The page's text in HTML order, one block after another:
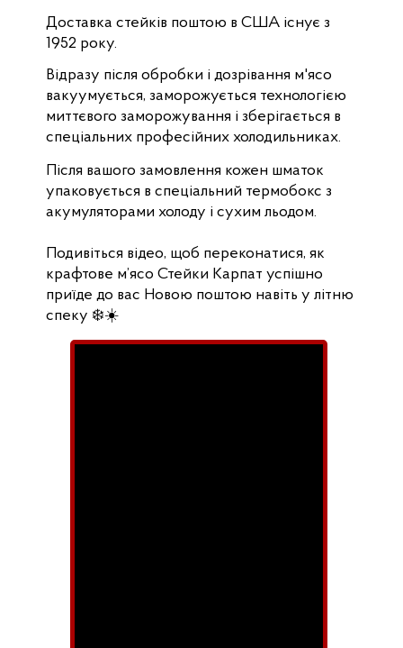
Доставка стейків поштою в США існує з
1952 року.
Після вашого замовлення кожен шматок
упаковується в спеціальний термобокс з
акумуляторами холоду і сухим льодом.
Подивіться відео, щоб переконатися, як
крафтове м’ясо Стейки Карпат успішно
приїде до вас Новою поштою навіть у літню
спеку ❄️☀️
Відразу після обробки і дозрівання м'ясо
вакуумується, заморожується технологією
миттєвого заморожування і зберігається в
спеціальних професійних холодильниках.